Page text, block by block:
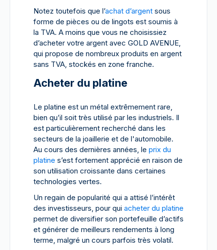
Notez toutefois que l’achat d’argent sous
forme de pièces ou de lingots est soumis à
la TVA. A moins que vous ne choisissiez
d’acheter votre argent avec GOLD AVENUE,
qui propose de nombreux produits en argent
sans TVA, stockés en zone franche.
Acheter du platine
Le platine est un métal extrêmement rare,
bien qu’il soit très utilisé par les industriels. Il
est particulièrement recherché dans les
secteurs de la joaillerie et de l'automobile.
Au cours des dernières années, le prix du
platine s’est fortement apprécié en raison de
son utilisation croissante dans certaines
technologies vertes.
Un regain de popularité qui a attisé l’intérêt
des investisseurs, pour qui acheter du platine
permet de diversifier son portefeuille d’actifs
et générer de meilleurs rendements à long
terme, malgré un cours parfois très volatil.